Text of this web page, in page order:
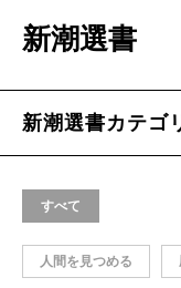
新潮選書
新潮選書カテゴ
すべて
人間を見つめる